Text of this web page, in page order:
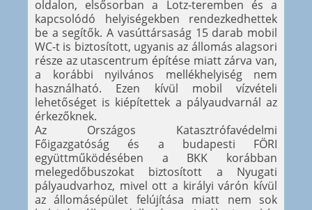
oldalon, elsősorban a Lotz-teremben és a
kapcsolódó helyiségekben rendezkedhettek
be a segítők. A vasúttársaság 15 darab mobil
WC-t is biztosított, ugyanis az állomás alagsori
része az utascentrum építése miatt zárva van,
a korábbi nyilvános mellékhelyiség nem
használható. Ezen kívül mobil vízvételi
lehetőséget is kiépítettek a pályaudvarnál az
érkezőknek.
Az Országos Katasztrófavédelmi
Főigazgatóság és a budapesti FÖRI
együttműködésében a BKK korábban
melegedőbuszokat biztosított a Nyugati
pályaudvarhoz, mivel ott a királyi várón kívül
az állomásépület felújítása miatt nem sok